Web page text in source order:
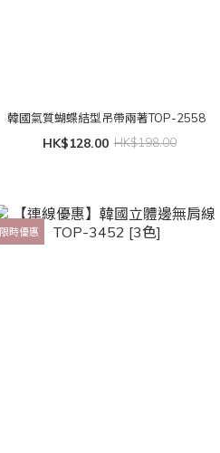
韓國氣質蝴蝶結型吊帶兩著TOP-2558
HK$128.00 HK$198.00
限時優惠